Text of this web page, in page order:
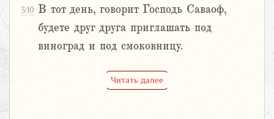
3:10 В тот день, говорит Господь Саваоф,
будете друг друга приглашать под
виноград и под смоковницу.
Читать далее